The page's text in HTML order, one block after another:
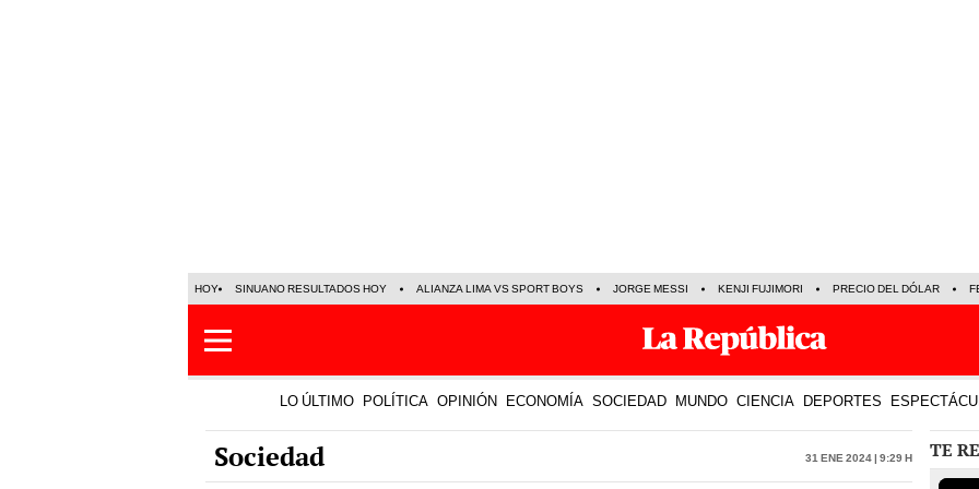
HOY SINUANO RESULTADOS HOY ALIANZA LIMA VS SPORT BOYS JORGE MESSI KENJI FUJIMORI PRECIO DEL DÓLAR
LO ÚLTIMO POLÍTICA OPINIÓN ECONOMÍA SOCIEDAD MUNDO CIENCIA DEPORTES
Sociedad 31 Ene 2024 | 9:29 h TE